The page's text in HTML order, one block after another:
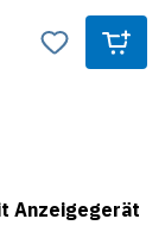
vorne und
Anzeigegerät